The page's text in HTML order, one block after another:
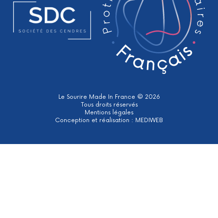
Le Sourire Made In France © 2026
Tous droits réservés
Mentions légales
Conception et réalisation : MEDIWEB